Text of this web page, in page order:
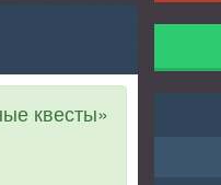
квесты»